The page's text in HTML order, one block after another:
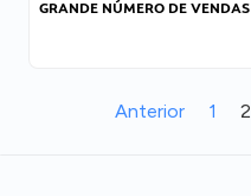
GRANDE NÚMERO DE VENDAS
Anterior 1 2